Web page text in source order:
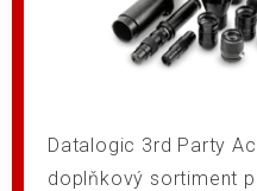
Datalogic 3rd Party
doplňkový sortiment